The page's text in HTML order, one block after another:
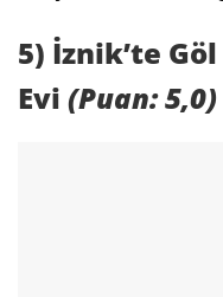
5) İznik’te
Evi (Puan: 5,0)